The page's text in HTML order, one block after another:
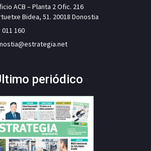
ACB – Planta 2 Ofic. 216
Bidea, 51. 20018 Donostia
011 160
periódico